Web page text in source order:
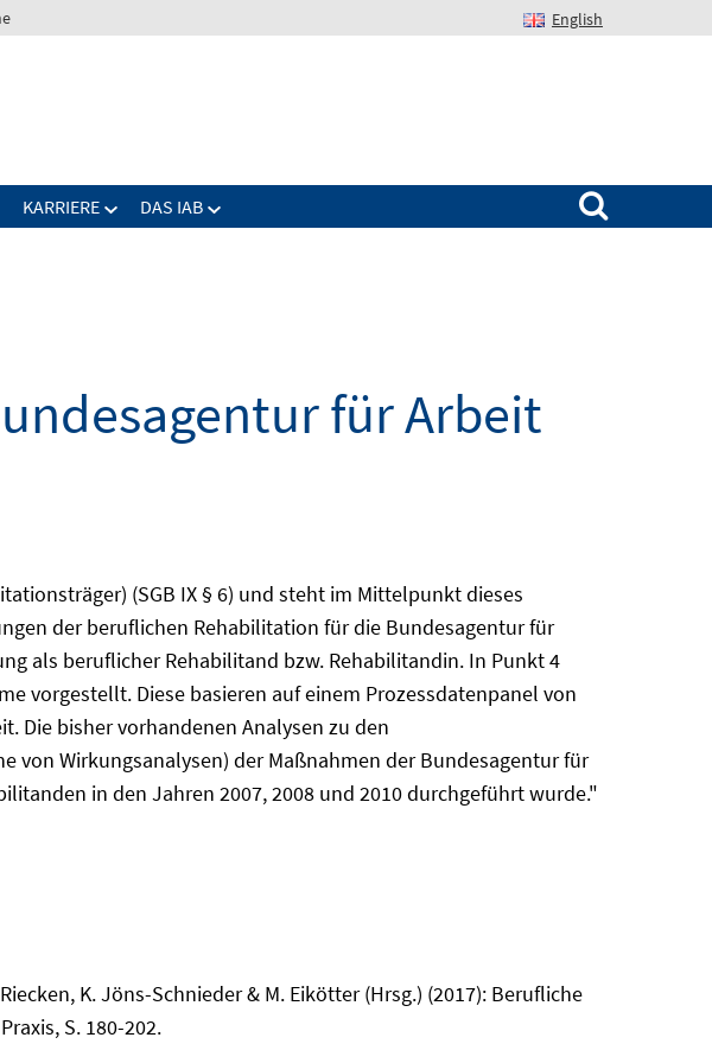
English
KARRIERE DAS IAB
Suchen nach:
für Arbeit
(SGB IX § 6) und steht im Mittelpunkt dieses
der beruflichen Rehabilitation für die Bundesagentur für
als beruflicher Rehabilitand bzw. Rehabilitandin. In Punkt 4
vorgestellt. Diese basieren auf einem Prozessdatenpanel von
Die bisher vorhandenen Analysen zu den
Wirkungsanalysen) der Maßnahmen der Bundesagentur für
in den Jahren 2007, 2008 und 2010 durchgeführt wurde."
K. Jöns-Schnieder & M. Eikötter (Hrsg.) (2017): Berufliche
S. 180-202.